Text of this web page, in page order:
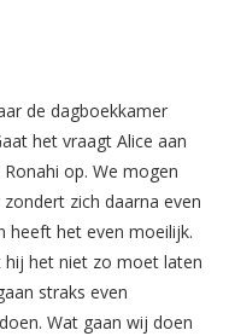
de dagboekkamer
het vraagt Alice aan
op. We mogen
zich daarna even
heeft het even moeilijk.
hij het niet zo moet laten
straks even
Wat gaan wij doen